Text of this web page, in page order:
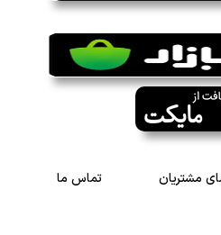
مشتریان تماس ما